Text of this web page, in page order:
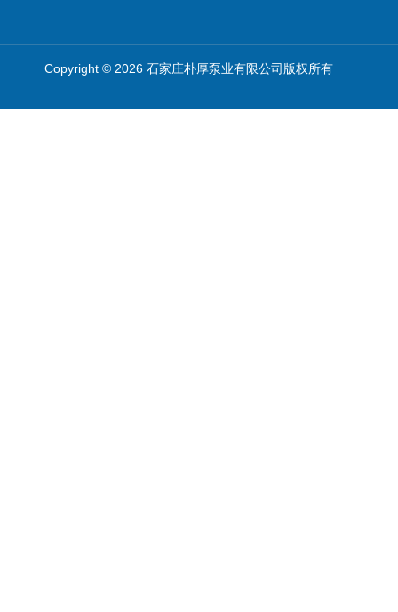
Copyright © 2026 石家庄朴厚泵业有限公司版权所有